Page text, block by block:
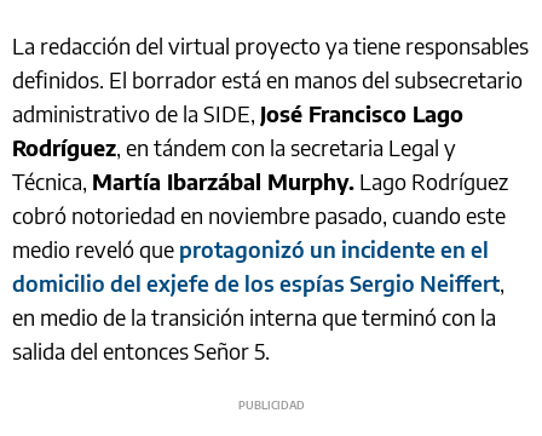
La redacción del virtual proyecto ya tiene responsables
definidos. El borrador está en manos del subsecretario
administrativo de la SIDE, José Francisco Lago
Rodríguez, en tándem con la secretaria Legal y
Técnica, Martía Ibarzábal Murphy. Lago Rodríguez
cobró notoriedad en noviembre pasado, cuando este
medio reveló que protagonizó un incidente en el
domicilio del exjefe de los espías Sergio Neiffert,
en medio de la transición interna que terminó con la
salida del entonces Señor 5.